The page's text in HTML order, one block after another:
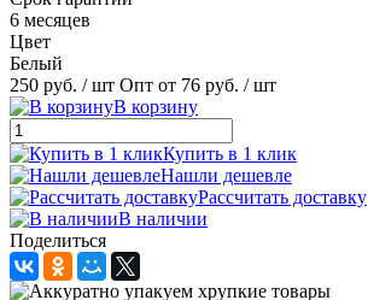
6 месяцев
Цвет
Белый
250 руб. / шт Опт от 76 руб. / шт
В корзину
Купить в 1 клик
Нашли дешевле
Рассчитать доставку
В наличии
Поделиться